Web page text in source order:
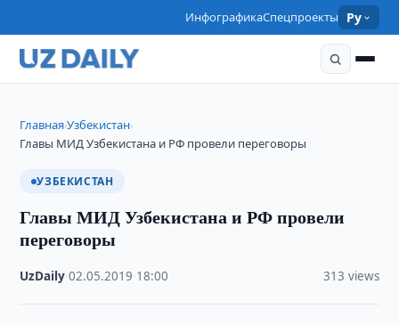
ИнфографикаСпецпроекты Ру
Главная›Узбекистан›
Главы МИД Узбекистана и РФ провели переговоры
УЗБЕКИСТАН
Главы МИД Узбекистана и РФ провели
переговоры
UzDaily ·02.05.2019 18:00 313 views